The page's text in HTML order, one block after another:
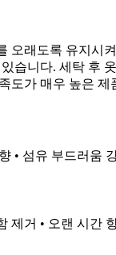
오래도록 유지시
습니다. 세탁 후
도가 매우 높은 제
• 섬유 부드러움
제거 • 오랜 시간